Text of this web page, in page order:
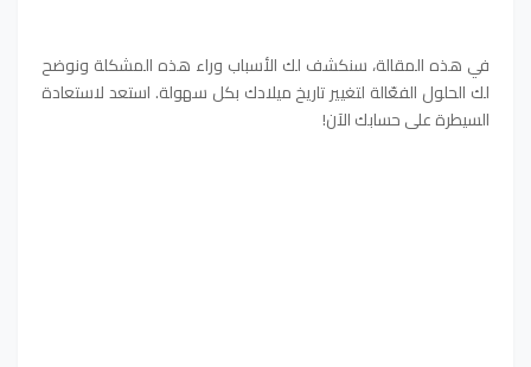
في هذه المقالة، سنكشف لك الأسباب وراء هذه المشكلة ونوضح
لك الحلول الفعّالة لتغيير تاريخ ميلادك بكل سهولة. استعد لاستعادة
السيطرة على حسابك الآن!